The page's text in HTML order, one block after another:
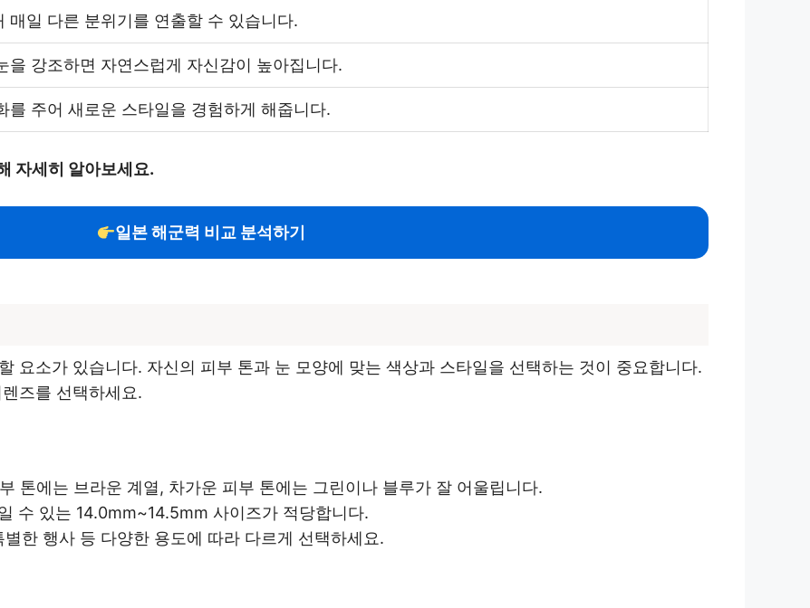
매일 다른 분위기를 연출할 수 있습니다.
을 강조하면 자연스럽게 자신감이 높아집니다.
를 주어 새로운 스타일을 경험하게 해줍니다.
자세히 알아보세요.
일본 해군력 비교 분석하기
요소가 있습니다. 자신의 피부 톤과 눈 모양에 맞는 색상과 스타일을 선택하는 것이 중요합니다.
즈를 선택하세요.
톤에는 브라운 계열, 차가운 피부 톤에는 그린이나 블루가 잘 어울립니다.
수 있는 14.0mm~14.5mm 사이즈가 적당합니다.
한 행사 등 다양한 용도에 따라 다르게 선택하세요.